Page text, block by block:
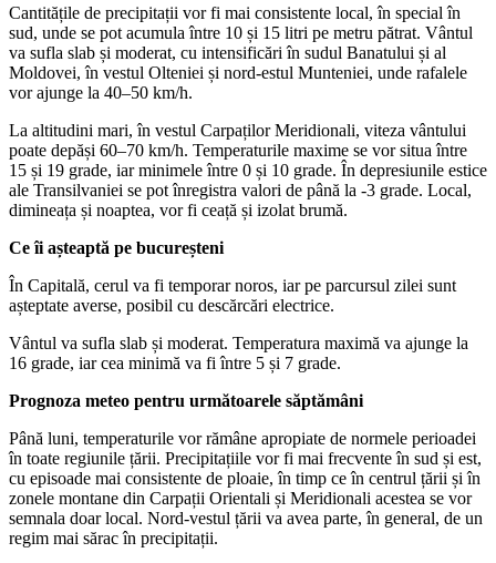
Cantitățile de precipitații vor fi mai consistente local, în special în
sud, unde se pot acumula între 10 și 15 litri pe metru pătrat. Vântul
va sufla slab și moderat, cu intensificări în sudul Banatului și al
Moldovei, în vestul Olteniei și nord-estul Munteniei, unde rafalele
vor ajunge la 40–50 km/h.
La altitudini mari, în vestul Carpaților Meridionali, viteza vântului
poate depăși 60–70 km/h. Temperaturile maxime se vor situa între
15 și 19 grade, iar minimele între 0 și 10 grade. În depresiunile estice
ale Transilvaniei se pot înregistra valori de până la -3 grade. Local,
dimineața și noaptea, vor fi ceață și izolat brumă.
Ce îi așteaptă pe bucureșteni
În Capitală, cerul va fi temporar noros, iar pe parcursul zilei sunt
așteptate averse, posibil cu descărcări electrice.
Vântul va sufla slab și moderat. Temperatura maximă va ajunge la
16 grade, iar cea minimă va fi între 5 și 7 grade.
Prognoza meteo pentru următoarele săptămâni
Până luni, temperaturile vor rămâne apropiate de normele perioadei
în toate regiunile țării. Precipitațiile vor fi mai frecvente în sud și est,
cu episoade mai consistente de ploaie, în timp ce în centrul țării și în
zonele montane din Carpații Orientali și Meridionali acestea se vor
semnala doar local. Nord-vestul țării va avea parte, în general, de un
regim mai sărac în precipitații.